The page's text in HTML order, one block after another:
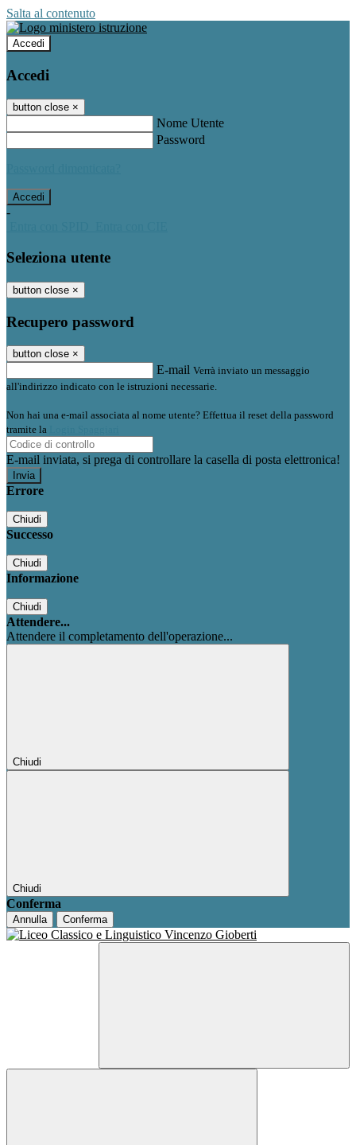
Salta al contenuto
Accedi
Accedi
button close ×
Nome Utente
Password
-
Seleziona utente
button close ×
Recupero password
button close ×
E-mail Verrà inviato un messaggio
all'indirizzo indicato con le istruzioni necessarie.
Non hai una e-mail associata al nome utente? Effettua il reset della password
tramite la
E-mail inviata, si prega di controllare la casella di posta elettronica!
Errore
Chiudi
Successo
Chiudi
Informazione
Chiudi
Attendere...
Attendere il completamento dell'operazione...
Chiudi
Chiudi
Conferma
Annulla Conferma